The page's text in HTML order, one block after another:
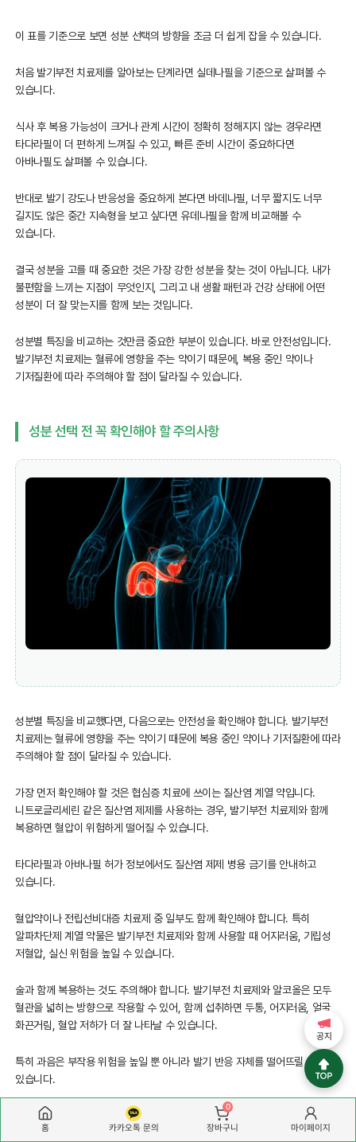
이 표를 기준으로 보면 성분 선택의 방향을 조금 더 쉽게 잡을 수 있습니다.
처음 발기부전 치료제를 알아보는 단계라면 실데나필을 기준으로 살펴볼 수
있습니다.
식사 후 복용 가능성이 크거나 관계 시간이 정확히 정해지지 않는 경우라면
타다라필이 더 편하게 느껴질 수 있고, 빠른 준비 시간이 중요하다면
아바나필도 살펴볼 수 있습니다.
반대로 발기 강도나 반응성을 중요하게 본다면 바데나필, 너무 짧지도 너무
길지도 않은 중간 지속형을 보고 싶다면 유데나필을 함께 비교해볼 수
있습니다.
결국 성분을 고를 때 중요한 것은 가장 강한 성분을 찾는 것이 아닙니다. 내가
불편함을 느끼는 지점이 무엇인지, 그리고 내 생활 패턴과 건강 상태에 어떤
성분이 더 잘 맞는지를 함께 보는 것입니다.
성분별 특징을 비교하는 것만큼 중요한 부분이 있습니다. 바로 안전성입니다.
발기부전 치료제는 혈류에 영향을 주는 약이기 때문에, 복용 중인 약이나
기저질환에 따라 주의해야 할 점이 달라질 수 있습니다.
성분 선택 전 꼭 확인해야 할 주의사항
성분별 특징을 비교했다면, 다음으로는 안전성을 확인해야 합니다. 발기부전
치료제는 혈류에 영향을 주는 약이기 때문에 복용 중인 약이나 기저질환에 따라
주의해야 할 점이 달라질 수 있습니다.
가장 먼저 확인해야 할 것은 협심증 치료에 쓰이는 질산염 계열 약입니다.
니트로글리세린 같은 질산염 제제를 사용하는 경우, 발기부전 치료제와 함께
복용하면 혈압이 위험하게 떨어질 수 있습니다.
타다라필과 아바나필 허가 정보에서도 질산염 제제 병용 금기를 안내하고
있습니다.
혈압약이나 전립선비대증 치료제 중 일부도 함께 확인해야 합니다. 특히
알파차단제 계열 약물은 발기부전 치료제와 함께 사용할 때 어지러움, 기립성
저혈압, 실신 위험을 높일 수 있습니다.
술과 함께 복용하는 것도 주의해야 합니다. 발기부전 치료제와 알코올은 모두
혈관을 넓히는 방향으로 작용할 수 있어, 함께 섭취하면 두통, 어지러움, 얼굴
화끈거림, 혈압 저하가 더 잘 나타날 수 있습니다.
특히 과음은 부작용 위험을 높일 뿐 아니라 발기 반응 자체를 떨어뜨릴 수
있습니다.
식사와 음료도 성분에 따라 영향을 줄 수 있습니다. 실데나필과 바데나필은
고지방 식사 후 작용이 늦어지거나 약의 최고 농도가 낮아질 수 있습니다.
공지
홈 카카오톡 문의
0
장바구니 마이페이지